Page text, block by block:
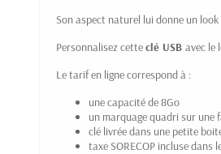
Son aspect naturel lui donne un
Personnalisez cetteclé USB avec le
Le tarif en ligne correspond à :
une capacité de 8Go
un marquage quadri sur une
clé livrée dans une petite
taxe SORECOP incluse dans